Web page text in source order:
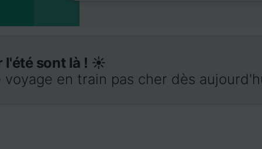
l'été sont là ! ☀️
voyage en train pas cher dès